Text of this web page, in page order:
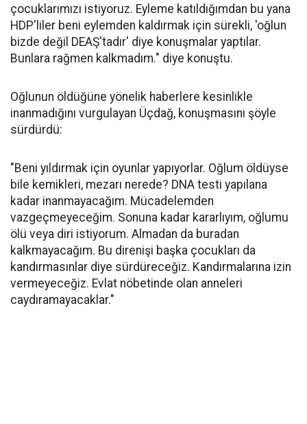
çocuklarımızı istiyoruz. Eyleme katıldığımdan bu yana
HDP'liler beni eylemden kaldırmak için sürekli, 'oğlun
bizde değil DEAŞ'tadır' diye konuşmalar yaptılar.
Bunlara rağmen kalkmadım." diye konuştu.
Oğlunun öldüğüne yönelik haberlere kesinlikle
inanmadığını vurgulayan Üçdağ, konuşmasını şöyle
sürdürdü:
"Beni yıldırmak için oyunlar yapıyorlar. Oğlum öldüyse
bile kemikleri, mezarı nerede? DNA testi yapılana
kadar inanmayacağım. Mücadelemden
vazgeçmeyeceğim. Sonuna kadar kararlıyım, oğlumu
ölü veya diri istiyorum. Almadan da buradan
kalkmayacağım. Bu direnişi başka çocukları da
kandırmasınlar diye sürdüreceğiz. Kandırmalarına izin
vermeyeceğiz. Evlat nöbetinde olan anneleri
caydıramayacaklar."